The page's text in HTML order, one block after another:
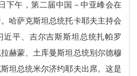
下午，第二届中国－中亚峰会在
哈萨克斯坦总统托卡耶夫主持会
近平、吉尔吉斯斯坦总统扎帕罗
赫蒙、土库曼斯坦总统别尔德穆
坦总统米尔济约耶夫出席。这是